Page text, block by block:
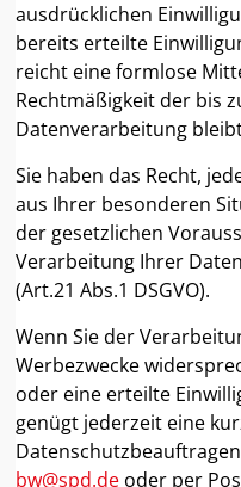
ausdrücklichen
bereits erteilte
reicht eine formlose
Rechtmäßigkeit der bis
Datenverarbeitung
Sie haben das Recht,
aus Ihrer besonderen
der gesetzlichen
Verarbeitung Ihrer
(Art.21 Abs.1 DSGVO).
Wenn Sie der
Werbezwecke
oder eine erteilte
genügt jederzeit eine
bw@spd.de oder per